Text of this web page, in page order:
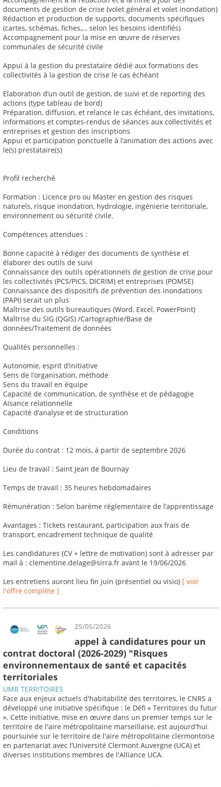
documents de gestion de crise (volet général et volet inondation)
Rédaction et production de supports, documents spécifiques
(cartes, schémas, fiches,… selon les besoins identifiés)
Accompagnement pour la mise en œuvre de réserves
communales de sécurité civile
Appui à la gestion du prestataire dédié aux formations des
collectivités à la gestion de crise le cas échéant
Elaboration d’un outil de gestion, de suivi et de reporting des
actions (type tableau de bord)
Préparation, diffusion, et relance le cas échéant, des invitations,
informations et comptes-rendus de séances aux collectivités et
entreprises et gestion des inscriptions
Appui et participation ponctuelle à l’animation des actions avec
le(s) prestataire(s)
Profil recherché
Formation : Licence pro ou Master en gestion des risques
naturels, risque inondation, hydrologie, ingénierie territoriale,
environnement ou sécurité civile.
Compétences attendues :
Bonne capacité à rédiger des documents de synthèse et
élaborer des outils de suivi
Connaissance des outils opérationnels de gestion de crise pour
les collectivités (PCS/PICS, DICRIM) et entreprises (POMSE)
Connaissance des dispositifs de prévention des inondations
(PAPI) serait un plus
Maîtrise des outils bureautiques (Word, Excel, PowerPoint)
Maîtrise du SIG (QGIS) /Cartographie/Base de
données/Traitement de données
Qualités personnelles :
Autonomie, esprit d’initiative
Sens de l’organisation, méthode
Sens du travail en équipe
Capacité de communication, de synthèse et de pédagogie
Aisance relationnelle
Capacité d’analyse et de structuration
Conditions
Durée du contrat : 12 mois, à partir de septembre 2026
Lieu de travail : Saint Jean de Bournay
Temps de travail : 35 heures hebdomadaires
Rémunération : Selon barème réglementaire de l’apprentissage
Avantages : Tickets restaurant, participation aux frais de
transport, encadrement technique de qualité
Les candidatures (CV + lettre de motivation) sont à adresser par
mail à : clementine.delage@sirra.fr avant le 19/06/2026
Les entretiens auront lieu fin juin (présentiel ou visio) [ voir
l'offre complète ]
25/05/2026
appel à candidatures pour un
contrat doctoral (2026-2029) "Risques
environnementaux de santé et capacités
territoriales
UMR TERRITOIRES
Face aux enjeux actuels d'habitabilité des territoires, le CNRS a
développé une initiative spécifique : le Défi « Territoires du futur
». Cette initiative, mise en œuvre dans un premier temps sur le
territoire de l'aire métropolitaine marseillaise, est aujourd'hui
poursuivie sur le territoire de l'aire métropolitaine clermontoise
en partenariat avec l’Université Clermont Auvergne (UCA) et
diverses institutions membres de l'Alliance UCA.